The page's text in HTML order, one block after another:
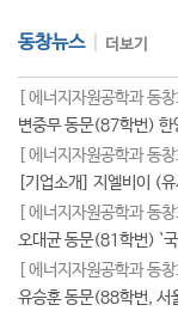
동창뉴스 더보기
[ 에너지자원공학과 동창
[ 에너지자원공학과 동창
[기업소개] 지엘비이 (
[ 에너지자원공학과 동창
[ 에너지자원공학과 동창